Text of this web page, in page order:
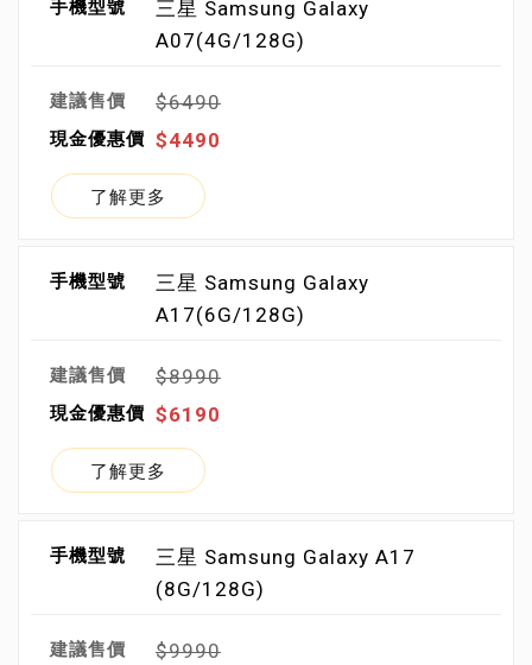
三星 Samsung Galaxy
A07(4G/128G)
$6490
$4490
了解更多
三星 Samsung Galaxy
A17(6G/128G)
$8990
$6190
了解更多
三星 Samsung Galaxy A17
(8G/128G)
$9990